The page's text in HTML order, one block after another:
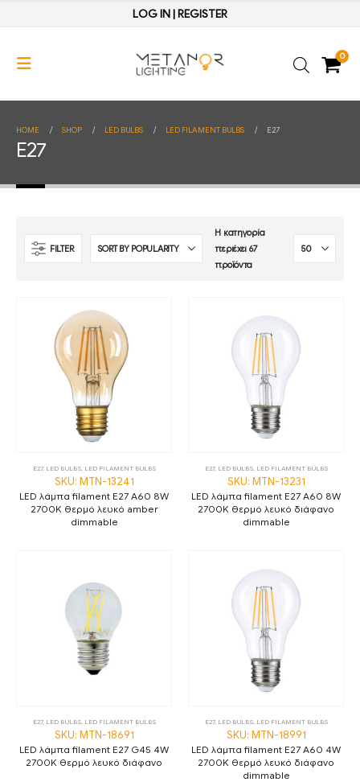
LOG IN | REGISTER
0
HOME SHOP LED BULBS LED FILAMENT BULBS E27
E27
FILTER
Η κατηγορία
περιέχει 67
προϊόντα
E27, LED BULBS, LED FILAMENT BULBS
SKU: MTN-13241
LED λάμπα filament E27 A60 8W
2700K θερμό λευκό amber
dimmable
E27, LED BULBS, LED FILAMENT BULBS
SKU: MTN-13231
LED λάμπα filament E27 A60 8W
2700K θερμό λευκό διάφανο
dimmable
E27, LED BULBS, LED FILAMENT BULBS
SKU: MTN-18691
LED λάμπα filament E27 G45 4W
2700K θερμό λευκό διάφανο
E27, LED BULBS, LED FILAMENT BULBS
SKU: MTN-18991
LED λάμπα filament E27 A60 4W
2700K θερμό λευκό διάφανο
dimmable